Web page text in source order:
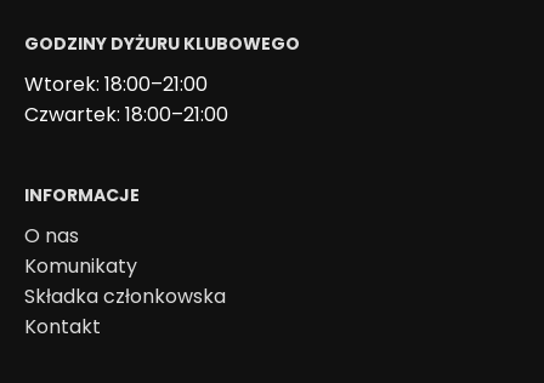
GODZINY DYŻURU KLUBOWEGO
Wtorek: 18:00–21:00
Czwartek: 18:00–21:00
INFORMACJE
O nas
Komunikaty
Składka członkowska
Kontakt